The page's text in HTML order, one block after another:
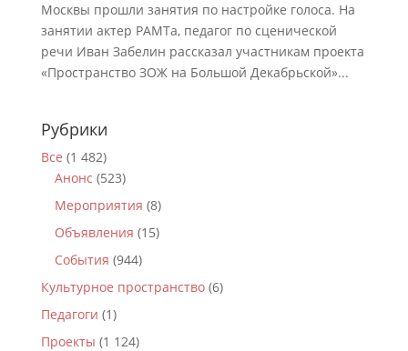
Москвы прошли занятия по настройке голоса. На
занятии актер РАМТа, педагог по сценической
речи Иван Забелин рассказал участникам проекта
«Пространство ЗОЖ на Большой Декабрьской»...
Рубрики
Все (1 482)
Анонс (523)
Мероприятия (8)
Объявления (15)
События (944)
Культурное пространство(6)
Педагоги (1)
Проекты (1 124)